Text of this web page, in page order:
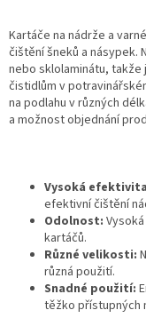
Kartáče na nádrže a
čištění šneků a násypek.
nebo sklolaminátu,
čistidlům v
na podlahu v různých
a možnost objednání
Vysoká
efektivní čištění
Odolnost:
kartáčů.
Různé velikosti:
různá použití.
Snadné použití:
těžko přístupných